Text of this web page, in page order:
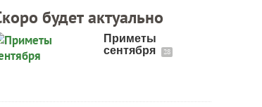
будет актуально
Приметы
сентября
28